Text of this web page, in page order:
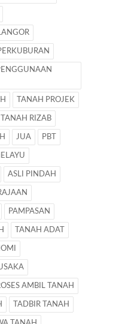
TANAH PROJEK
TANAH RIZAB
JUA PBT
ASLI PINDAH
PAMPASAN
TANAH ADAT
AMBIL TANAH
TADBIR TANAH